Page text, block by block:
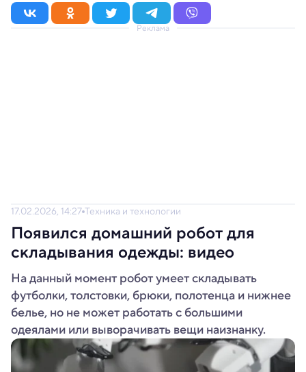
Реклама
17.02.2026, 14:27 Техника и технологии
Появился домашний робот для
складывания одежды: видео
На данный момент робот умеет складывать
футболки, толстовки, брюки, полотенца и нижнее
белье, но не может работать с большими
одеялами или выворачивать вещи наизнанку.